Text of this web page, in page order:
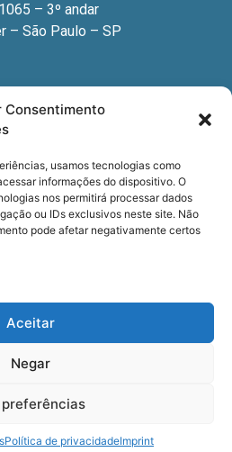
Consentimento
usamos tecnologias como
informações do dispositivo. O
nos permitirá processar dados
ou IDs exclusivos neste site. Não
pode afetar negativamente certos
Aceitar
Negar
Política de privacidadeImprint
– 3º andar
– São Paulo – SP
eventos?
Todos os Direitos Reservados